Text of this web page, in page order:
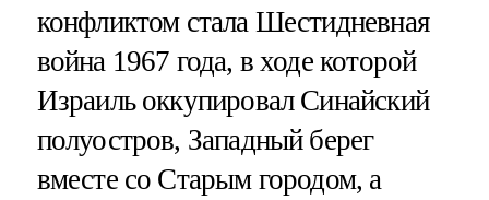
конфликтом стала Шестидневная
война 1967 года, в ходе которой
Израиль оккупировал Синайский
полуостров, Западный берег
вместе со Старым городом, а